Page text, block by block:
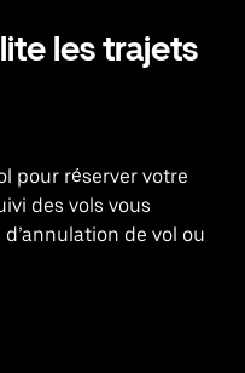
les trajets
pour réserver votre
des vols vous
de vol ou